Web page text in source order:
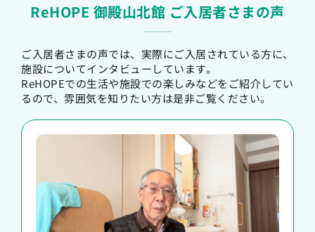
ReHOPE 御殿山北館 ご入居者さまの声
ご入居者さまの声では、実際にご入居されている方に、
施設についてインタビューしています。
ReHOPEでの生活や施設での楽しみなどをご紹介してい
るので、雰囲気を知りたい方は是非ご覧ください。